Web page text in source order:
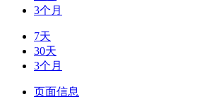
3个月
7天
30天
3个月
页面信息